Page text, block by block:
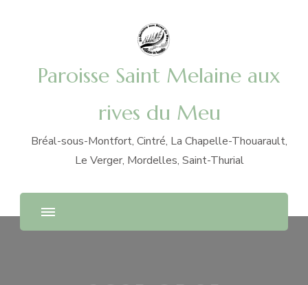
Paroisse Saint Melaine aux
rives du Meu
Bréal-sous-Montfort, Cintré, La Chapelle-Thouarault,
Le Verger, Mordelles, Saint-Thurial